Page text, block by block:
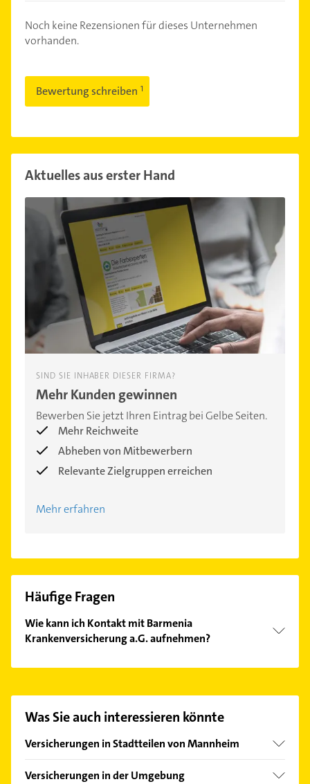
Noch keine Rezensionen für dieses Unternehmen
vorhanden.
Bewertung schreiben
Aktuelles aus erster Hand
SIND SIE INHABER DIESER FIRMA?
Mehr Kunden gewinnen
Bewerben Sie jetzt Ihren Eintrag bei Gelbe Seiten.
Mehr Reichweite
Abheben von Mitbewerbern
Relevante Zielgruppen erreichen
Mehr erfahren
Häufige Fragen
Wie kann ich Kontakt mit Barmenia
Krankenversicherung a.G. aufnehmen?
Hier finden Sie alleKontaktdaten
Was Sie auch interessieren könnte
Versicherungen in Stadtteilen von Mannheim
Almenhof
Versicherungen in der Umgebung